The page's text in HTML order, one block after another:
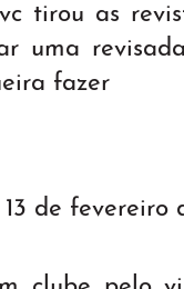
tirou as
uma
fazer
13 de fevereiro